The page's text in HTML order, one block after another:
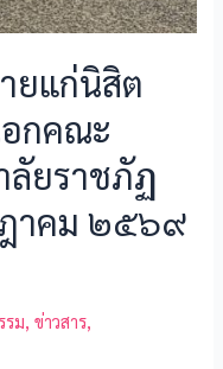
ยแก่นิสิต
กคณะ
ลัยราชภัฏ
าคม ๒๕๖๙
รม,ข่าวสาร,